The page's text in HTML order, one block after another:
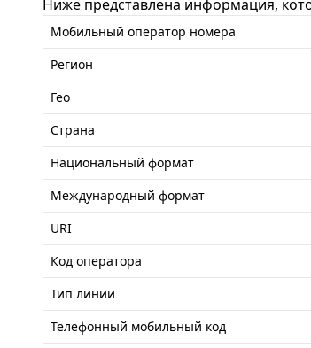
Ниже представлена информация,
Мобильный оператор номера
Регион
Гео
Страна
Национальный формат
Международный формат
URI
Код оператора
Тип линии
Телефонный мобильный код